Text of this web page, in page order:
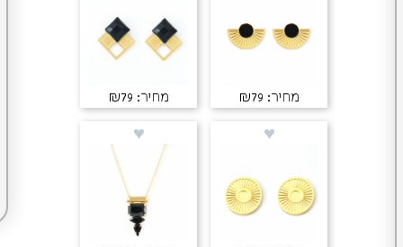
מחיר: ₪79 מחיר: ₪79